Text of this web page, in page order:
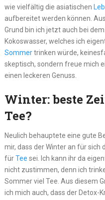
wie vielfältig die asiatischen
aufbereitet werden können.
Grund bin ich jetzt auch bei dem
Kokoswasser, welches ich
Sommertrinken würde,
skeptisch, sondern freue mich
einen leckeren Genuss.
Winter: beste
Tee?
Neulich behauptete eine gute
mir, dass der Winter an für sich
fürTee sei. Ich kann ihr da
nicht zustimmen, denn ich
Sommer viel Tee. Aus diesem
ich mich auch, dass der Detox-